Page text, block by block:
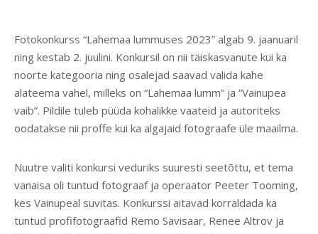
Fotokonkurss “Lahemaa lummuses 2023” algab 9. jaanuaril
ning kestab 2. juulini. Konkursil on nii täiskasvanute kui ka
noorte kategooria ning osalejad saavad valida kahe
alateema vahel, milleks on “Lahemaa lumm” ja “Vainupea
vaib”. Pildile tuleb püüda kohalikke vaateid ja autoriteks
oodatakse nii proffe kui ka algajaid fotograafe üle maailma.
Nuutre valiti konkursi veduriks suuresti seetõttu, et tema
vanaisa oli tuntud fotograaf ja operaator Peeter Tooming,
kes Vainupeal suvitas. Konkurssi aitavad korraldada ka
tuntud profifotograafid Remo Savisaar, Renee Altrov ja